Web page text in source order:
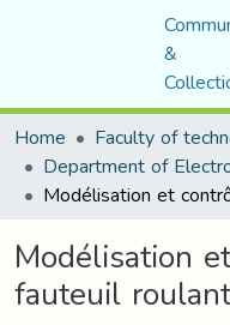
&
Home
Faculty of
Department of
Modélisation
fauteuil